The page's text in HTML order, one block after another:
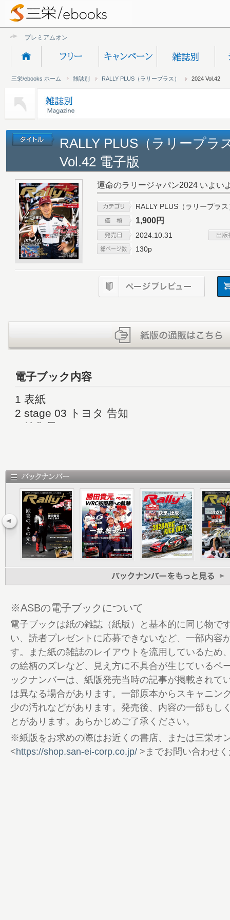
プレミアムオンライン新
三栄/ebooks ホーム 雑誌別 RALLY PLUS（ラリープラス） 2024 Vol.42
RALLY PLUS（ラリープラ
Vol.42 電子版
運命のラリージャパン2024 いよい
RALLY PLUS（ラリープラス
1,900円
2024.10.31
130p
電子ブック内容
1 表紙
2 stage 03 トヨタ 告知
3 編集長コラム
14 Takamoto Katsuta 前哨戦で魅せた、
20 7勝5敗でもトヨタが劣勢 逆転マニュ
王座獲得には2023年の再現が必要不可欠
26 サミ・パヤリ×マルティンス・セスク
音 新進気鋭・将来が期待されるふたりの
32 FIA WORLD RALLY CHAMPIONSHIP
REPORT ROUND 7 POLAND
36 ROUND 8 LATVIA
40 ROUND 9 FINLAND
48 ROUND 11 CHILE
52 ROUND 12 CENTRAL EUROPE
56 2024 FIA WORLD RALLY
57 バックナンバー
58 けいこのホゲホゲ日記 フィンランド＆
62 TOYOTA GAZOO Racing WRC
3rd Generation ラリー2で経験を蓄積する
紀 後藤正太郎と松下拓未は、待望の実戦デ
68 サンクペイント 告知
69 WRCプロモーターの女性ドライバー育
イナルキャンプに平川真子が選出
70 “WRC”とともに疾走れ 限定モデルのバ
※ASBの電子ブックについて
電子ブックは紙の雑誌（紙版）と基本的に同じ物で
い、読者プレゼントに応募できないなど、一部内容
す。また紙の雑誌のレイアウトを流用しているため
の絵柄のズレなど、見え方に不具合が生じているペ
ックナンバーは、紙版発売当時の記事が掲載されて
は異なる場合があります。一部原本からスキャニン
少の汚れなどがあります。発売後、内容の一部もし
とがあります。あらかじめご了承ください。
※紙版をお求めの際はお近くの書店、または三栄オ
<https://shop.san-ei-corp.co.jp/ >までお問い合わせ